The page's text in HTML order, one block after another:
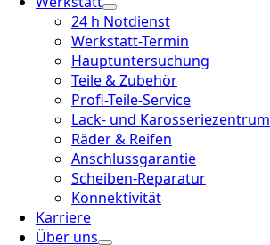
24 h Notdienst
Werkstatt-Termin
Hauptuntersuchung
Teile & Zubehör
Profi-Teile-Service
Lack- und Karosseriezentrum
Räder & Reifen
Anschlussgarantie
Scheiben-Reparatur
Konnektivität
Karriere
Über uns